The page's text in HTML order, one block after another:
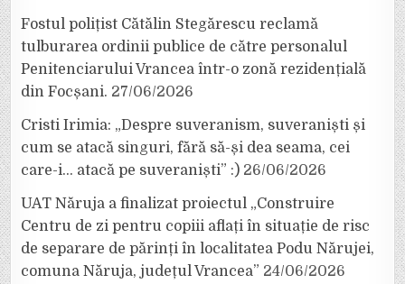
Fostul polițist Cătălin Stegărescu reclamă
tulburarea ordinii publice de către personalul
Penitenciarului Vrancea într-o zonă rezidențială
din Focșani. 27/06/2026
Cristi Irimia: „Despre suveranism, suveraniști și
cum se atacă singuri, fără să-și dea seama, cei
care-i… atacă pe suveraniști” :) 26/06/2026
UAT Năruja a finalizat proiectul „Construire
Centru de zi pentru copiii aflați în situație de risc
de separare de părinți în localitatea Podu Nărujei,
comuna Năruja, județul Vrancea” 24/06/2026